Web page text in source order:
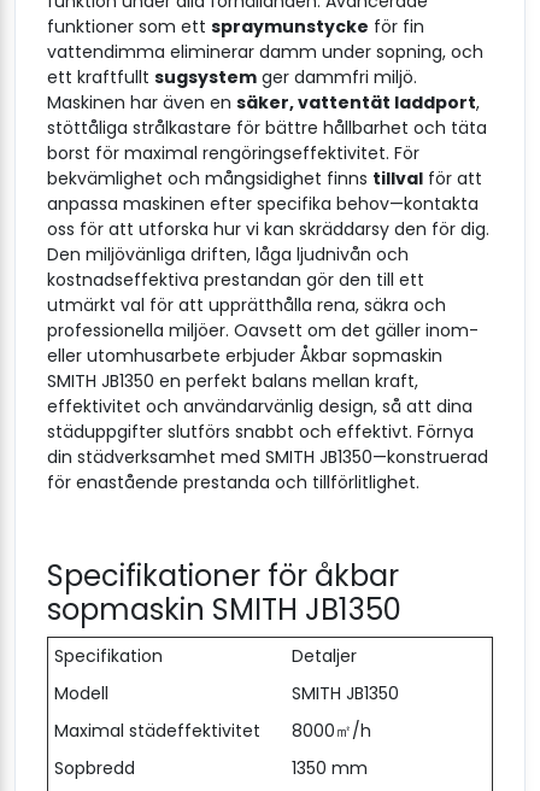
funktioner som ett spraymunstycke för fin
vattendimma eliminerar damm under sopning, och
ett kraftfullt sugsystem ger dammfri miljö.
Maskinen har även en säker, vattentät laddport,
stöttåliga strålkastare för bättre hållbarhet och täta
borst för maximal rengöringseffektivitet. För
bekvämlighet och mångsidighet finns tillval för att
anpassa maskinen efter specifika behov—kontakta
oss för att utforska hur vi kan skräddarsy den för dig.
Den miljövänliga driften, låga ljudnivån och
kostnadseffektiva prestandan gör den till ett
utmärkt val för att upprätthålla rena, säkra och
professionella miljöer. Oavsett om det gäller inom-
eller utomhusarbete erbjuder Åkbar sopmaskin
SMITH JB1350 en perfekt balans mellan kraft,
effektivitet och användarvänlig design, så att dina
städuppgifter slutförs snabbt och effektivt. Förnya
din städverksamhet med SMITH JB1350—konstruerad
för enastående prestanda och tillförlitlighet.
Specifikationer för åkbar
sopmaskin SMITH JB1350
Specifikation
Detaljer
Modell
SMITH JB1350
Maximal städeffektivitet
8000㎡/h
Sopbredd
1350 mm